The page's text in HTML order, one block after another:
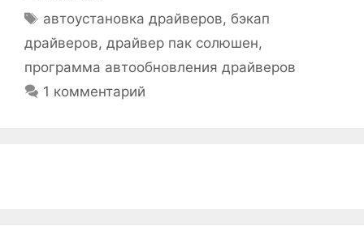
Метки
автоустановка драйверов, бэкап
драйверов, драйвер пак солюшен,
программа автообновления драйверов
1 комментарий